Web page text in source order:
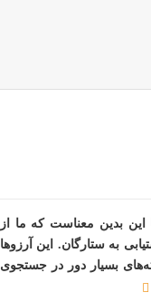
بدین معناست که ما از
به ستارگان. این آرزوها
بسیار دور در جستجوی